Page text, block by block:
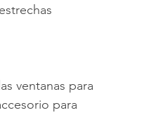
ventanas para
para